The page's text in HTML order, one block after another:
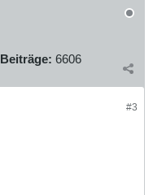
Beiträge: 6606
#3